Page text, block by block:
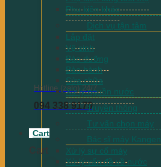
Hotline (zalo) 24/7
094 338 9179
Cart
Cart
Phụ kiện khác
Dịch vụ tận tâm
Lắp đặt
Vệ sinh
Bảo dưỡng
Bảo hành
Sửa chữa
Xử lý nguồn nước
Truyền thông
Tư vấn chọn máy
Bác sĩ máy Kangen
Xử lý sự cố máy
Xử lý vấn đề về nước